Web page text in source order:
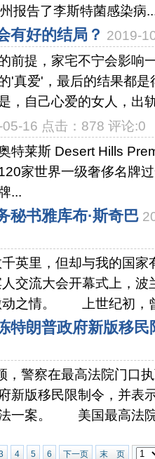
报告了李斯特菌感染病
有好的结局？ 2019-
前提，家宅不宁会影响
'真爱'，最后的结果都
，自己心爱的女人，出
16 点击：878 评论:0
特莱斯 Desert Hills
家世界一级奢侈名牌
...
秘书雅库布·斯奇巴
英里，但却与我的国家
交流大会开幕式上，
动之情。 上世纪初，
特朗普政府新版移民
，警察在最高法院门
新版移民限制令，并表
法一案。 美国最高法
4 5 6 下一页 末 页